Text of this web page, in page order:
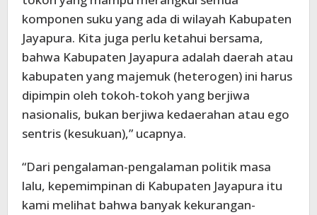
komponen suku yang ada di wilayah Kabupaten
Jayapura. Kita juga perlu ketahui bersama,
bahwa Kabupaten Jayapura adalah daerah atau
kabupaten yang majemuk (heterogen) ini harus
dipimpin oleh tokoh-tokoh yang berjiwa
nasionalis, bukan berjiwa kedaerahan atau ego
sentris (kesukuan),” ucapnya.
“Dari pengalaman-pengalaman politik masa
lalu, kepemimpinan di Kabupaten Jayapura itu
kami melihat bahwa banyak kekurangan-